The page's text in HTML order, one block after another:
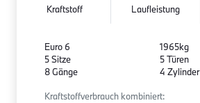
Kraftstoff Laufleistung
Euro 6
5 Sitze
8 Gänge
1965kg
5 Türen
4 Zylinder
Kraftstoffverbrauch kombiniert: